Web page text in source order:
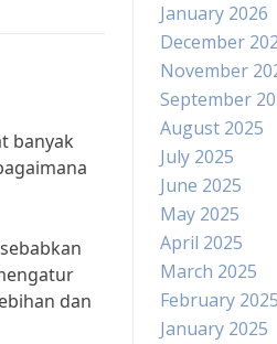
banyak
dan
January 2026
December
November
September
August 2025
July 2025
June 2025
May 2025
April 2025
March 2025
February 2025
January 2025